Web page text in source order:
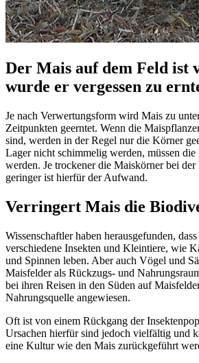
Der Mais auf dem Feld ist
wurde er vergessen zu
Je nach Verwertungsform wird Mais zu
Zeitpunkten geerntet. Wenn die
sind, werden in der Regel nur die Körner
Lager nicht schimmelig werden, müssen
werden. Je trockener die Maiskörner bei der
geringer ist hierfür der Aufwand.
Verringert Mais die
Wissenschaftler haben herausgefunden,
verschiedene Insekten und Kleintiere, wie
und Spinnen leben. Aber auch Vögel und
Maisfelder als Rückzugs- und
bei ihren Reisen in den Süden auf
Nahrungsquelle angewiesen.
Oft ist von einem Rückgang der
Ursachen hierfür sind jedoch vielfältig und
eine Kultur wie den Mais zurückgeführt